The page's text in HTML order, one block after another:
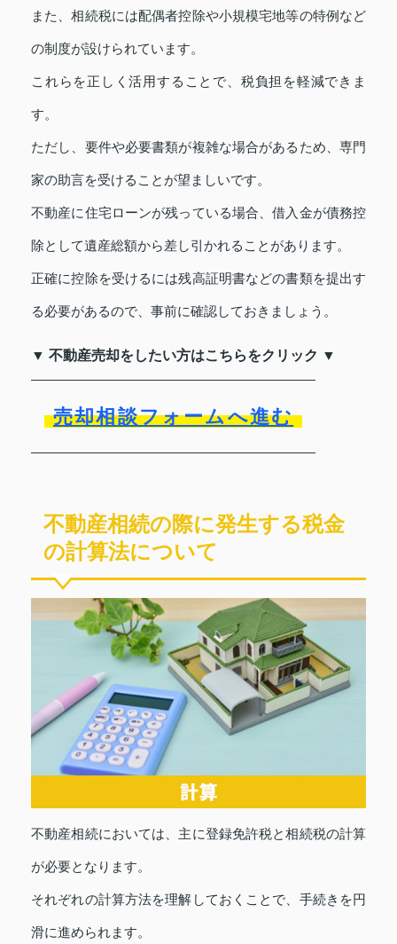
また、相続税には配偶者控除や小規模宅地等の特例など
の制度が設けられています。
これらを正しく活用することで、税負担を軽減できま
す。
ただし、要件や必要書類が複雑な場合があるため、専門
家の助言を受けることが望ましいです。
不動産に住宅ローンが残っている場合、借入金が債務控
除として遺産総額から差し引かれることがあります。
正確に控除を受けるには残高証明書などの書類を提出す
る必要があるので、事前に確認しておきましょう。
▼ 不動産売却をしたい方はこちらをクリック ▼
売却相談フォームへ進む
不動産相続の際に発生する税金
の計算法について
不動産相続においては、主に登録免許税と相続税の計算
が必要となります。
それぞれの計算方法を理解しておくことで、手続きを円
滑に進められます。